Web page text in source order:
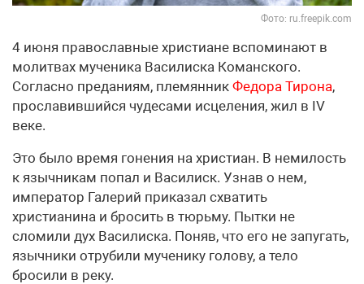
Фото: ru.freepik.com
4 июня православные христиане вспоминают в
молитвах мученика Василиска Команского.
Согласно преданиям, племянник Федора Тирона,
прославившийся чудесами исцеления, жил в IV
веке.
Это было время гонения на христиан. В немилость
к язычникам попал и Василиск. Узнав о нем,
император Галерий приказал схватить
христианина и бросить в тюрьму. Пытки не
сломили дух Василиска. Поняв, что его не запугать,
язычники отрубили мученику голову, а тело
бросили в реку.